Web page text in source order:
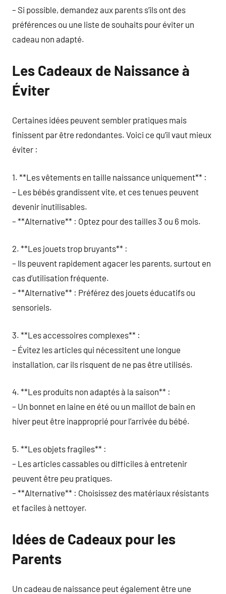
– Si possible, demandez aux parents s’ils ont des
préférences ou une liste de souhaits pour éviter un
cadeau non adapté.
Les Cadeaux de Naissance à
Éviter
Certaines idées peuvent sembler pratiques mais
finissent par être redondantes. Voici ce qu’il vaut mieux
éviter :
1. **Les vêtements en taille naissance uniquement** :
– Les bébés grandissent vite, et ces tenues peuvent
devenir inutilisables.
– **Alternative** : Optez pour des tailles 3 ou 6 mois.
2. **Les jouets trop bruyants** :
– Ils peuvent rapidement agacer les parents, surtout en
cas d’utilisation fréquente.
– **Alternative** : Préférez des jouets éducatifs ou
sensoriels.
3. **Les accessoires complexes** :
– Évitez les articles qui nécessitent une longue
installation, car ils risquent de ne pas être utilisés.
4. **Les produits non adaptés à la saison** :
– Un bonnet en laine en été ou un maillot de bain en
hiver peut être inapproprié pour l’arrivée du bébé.
5. **Les objets fragiles** :
– Les articles cassables ou difficiles à entretenir
peuvent être peu pratiques.
– **Alternative** : Choisissez des matériaux résistants
et faciles à nettoyer.
Idées de Cadeaux pour les
Parents
Un cadeau de naissance peut également être une